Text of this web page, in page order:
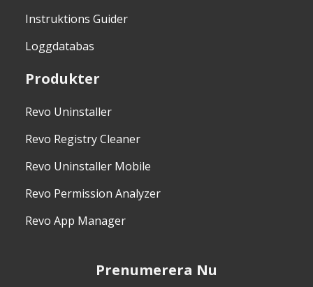
Instruktions Guider
Loggdatabas
Produkter
Revo Uninstaller
Revo Registry Cleaner
Revo Uninstaller Mobile
Revo Permission Analyzer
Revo App Manager
Prenumerera Nu